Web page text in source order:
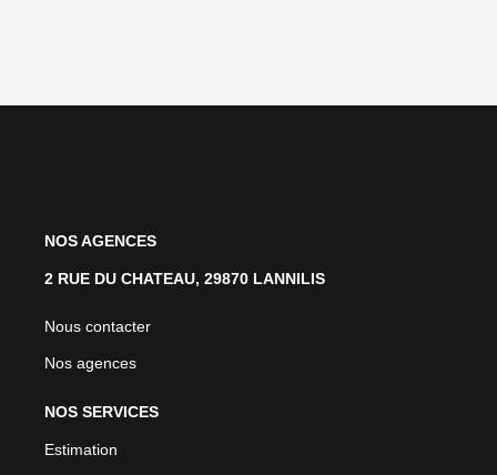
NOS AGENCES
2 RUE DU CHATEAU, 29870 LANNILIS
Nous contacter
Nos agences
NOS SERVICES
Estimation